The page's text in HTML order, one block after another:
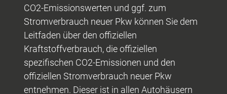
CO2-Emissionswerten und ggf. zum
Stromverbrauch neuer Pkw können Sie dem
Leitfaden über den offiziellen
Kraftstoffverbrauch, die offiziellen
spezifischen CO2-Emissionen und den
offiziellen Stromverbrauch neuer Pkw
entnehmen. Dieser ist in allen Autohäusern